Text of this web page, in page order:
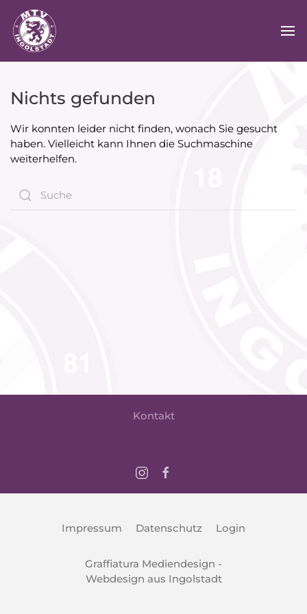
Nichts gefunden
Wir konnten leider nicht finden, wonach Sie gesucht
haben. Vielleicht kann Ihnen die Suchmaschine
weiterhelfen.
Kontakt
Impressum Datenschutz Login
Graffiatura Mediendesign -
Webdesign aus Ingolstadt